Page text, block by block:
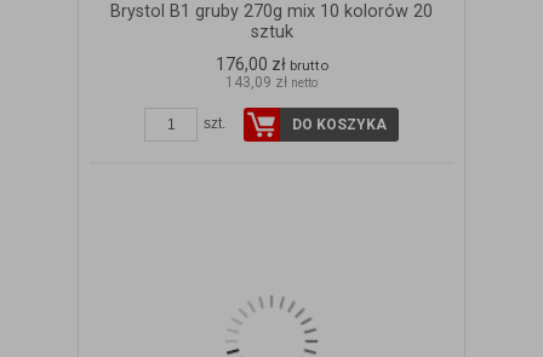
Brystol B1 gruby 270g mix 10 kolorów 20
sztuk
176,00 zł brutto
143,09 zł netto
szt. DO KOSZYKA